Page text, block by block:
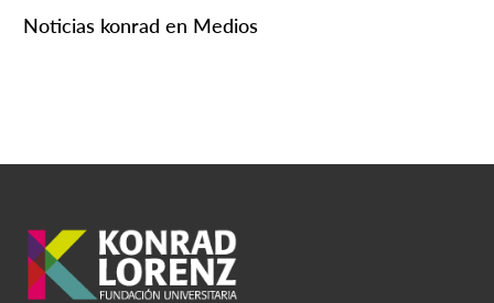
Noticias konrad en Medios